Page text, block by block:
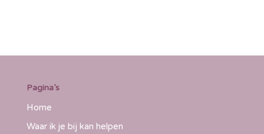
Pagina’s
Home
Waar ik je bij kan helpen